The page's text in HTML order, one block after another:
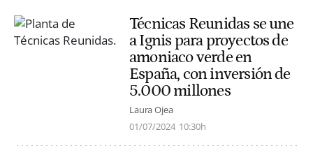
Técnicas Reunidas se une
a Ignis para proyectos de
amoniaco verde en
España, con inversión de
5.000 millones
Laura Ojea
01/07/2024 10:30h